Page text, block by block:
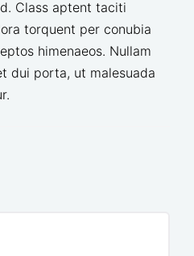
Class aptent taciti
torquent per conubia
himenaeos. Nullam
dui porta, ut malesuada